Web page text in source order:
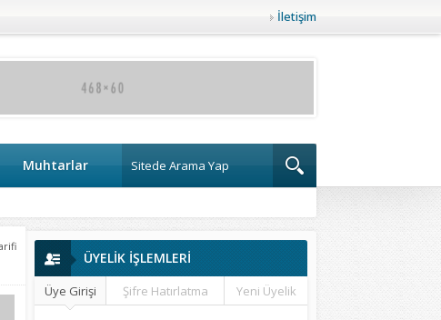
İletişim
Muhtarlar
ÜYELİK İŞLEMLERİ
Üye Girişi Şifre Hatırlatma Yeni Üyelik